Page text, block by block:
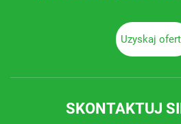
Uzyskaj
SKONTAKTUJ